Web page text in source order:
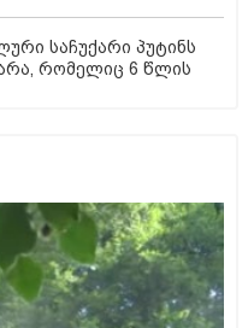
საჩუქარი პუტინს
რომელიც 6 წლის